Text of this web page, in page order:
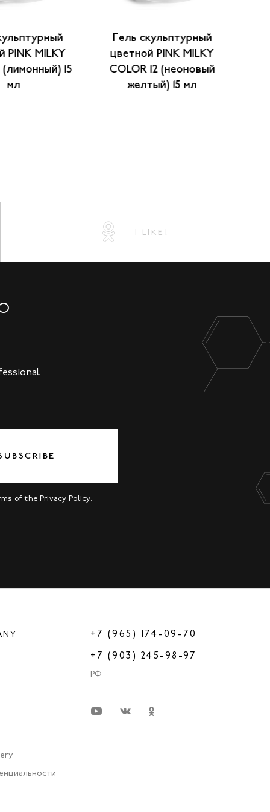
PINK MILKY
(лимонный) 15
мл
Гель скульптурный
цветной PINK MILKY
COLOR 12 (неоновый
желтый) 15 мл
I LIKE!
of thePrivacy Policy.
+7 (965) 174-09-70
+7 (903) 245-98-97
РФ